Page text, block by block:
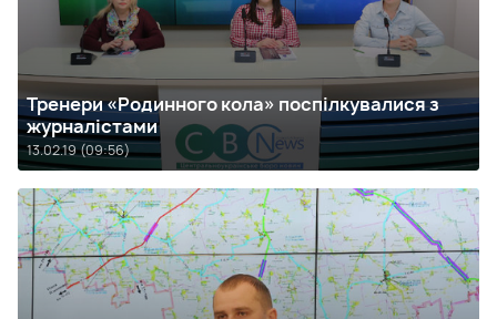
Тренери «Родинного кола» поспілкувалися з
журналістами
13.02.19 (09:56)